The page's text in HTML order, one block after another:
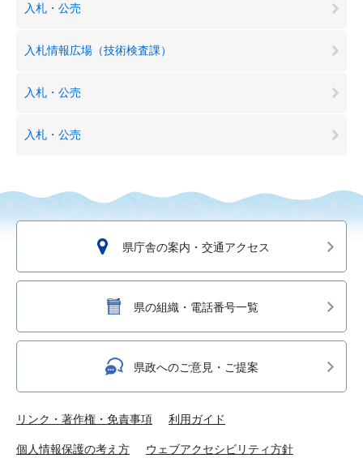
入札・公売
入札情報広場（技術検査課）
入札・公売
入札・公売
県庁舎の案内・交通アクセス
県の組織・電話番号一覧
県政へのご意見・ご提案
リンク・著作権・免責事項 利用ガイド
個人情報保護の考え方 ウェブアクセシビリティ方針